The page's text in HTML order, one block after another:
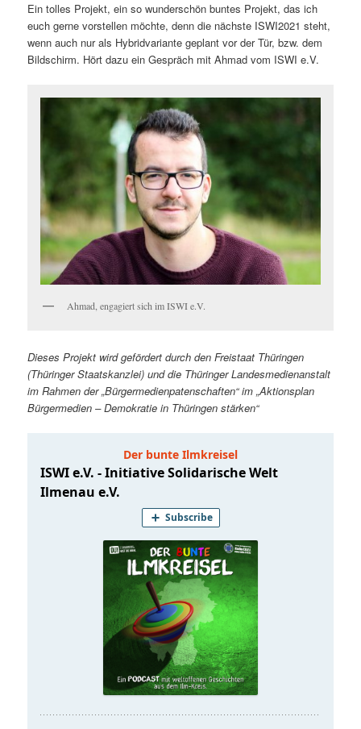
Ein tolles Projekt, ein so wunderschön buntes Projekt, das ich
euch gerne vorstellen möchte, denn die nächste ISWI2021 steht,
wenn auch nur als Hybridvariante geplant vor der Tür, bzw. dem
Bildschirm. Hört dazu ein Gespräch mit Ahmad vom ISWI e.V.
Ahmad, engagiert sich im ISWI e.V.
Dieses Projekt wird gefördert durch den Freistaat Thüringen
(Thüringer Staatskanzlei) und die Thüringer Landesmedienanstalt
im Rahmen der „Bürgermedienpatenschaften“ im „Aktionsplan
Bürgermedien – Demokratie in Thüringen stärken“